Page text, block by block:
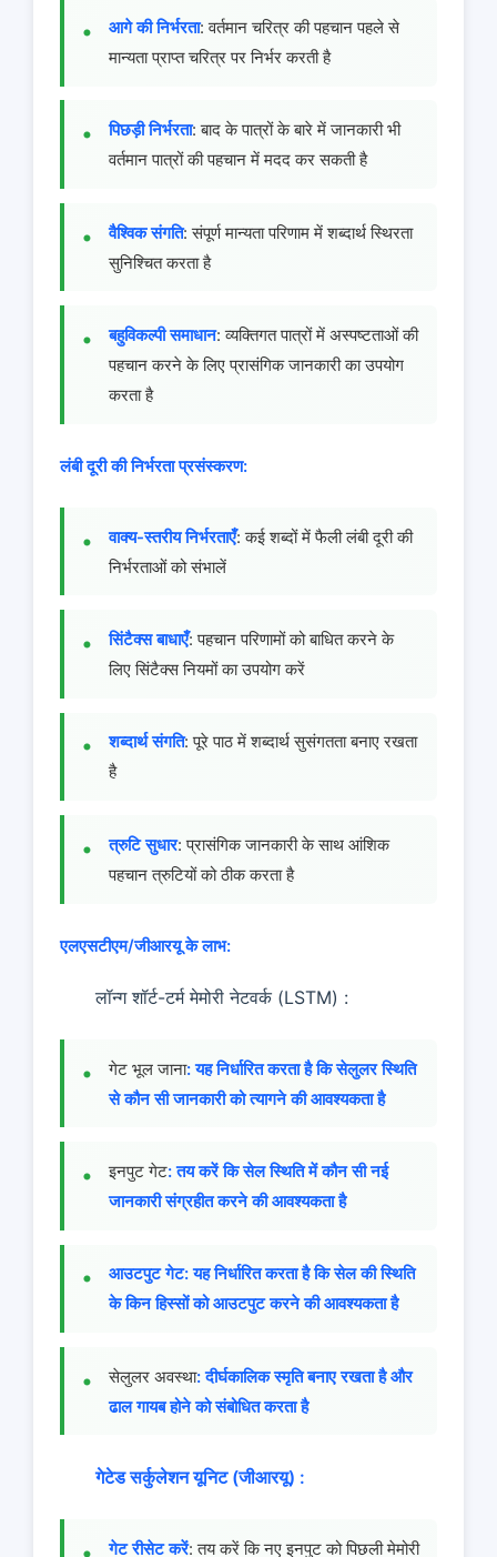
आगे की निर्भरता: वर्तमान चरित्र की पहचान पहले से
मान्यता प्राप्त चरित्र पर निर्भर करती है
पिछड़ी निर्भरता: बाद के पात्रों के बारे में जानकारी भी
वर्तमान पात्रों की पहचान में मदद कर सकती है
वैश्विक संगति: संपूर्ण मान्यता परिणाम में शब्दार्थ स्थिरता
सुनिश्चित करता है
बहुविकल्पी समाधान: व्यक्तिगत पात्रों में अस्पष्टताओं की
पहचान करने के लिए प्रासंगिक जानकारी का उपयोग
करता है
लंबी दूरी की निर्भरता प्रसंस्करण:
वाक्य-स्तरीय निर्भरताएँ: कई शब्दों में फैली लंबी दूरी की
निर्भरताओं को संभालें
सिंटैक्स बाधाएँ: पहचान परिणामों को बाधित करने के
लिए सिंटैक्स नियमों का उपयोग करें
शब्दार्थ संगति: पूरे पाठ में शब्दार्थ सुसंगतता बनाए रखता
है
त्रुटि सुधार: प्रासंगिक जानकारी के साथ आंशिक
पहचान त्रुटियों को ठीक करता है
एलएसटीएम/जीआरयू के लाभ:
लॉन्ग शॉर्ट-टर्म मेमोरी नेटवर्क (LSTM) :
गेट भूल जाना: यह निर्धारित करता है कि सेलुलर स्थिति
से कौन सी जानकारी को त्यागने की आवश्यकता है
इनपुट गेट: तय करें कि सेल स्थिति में कौन सी नई
जानकारी संग्रहीत करने की आवश्यकता है
आउटपुट गेट: यह निर्धारित करता है कि सेल की स्थिति
के किन हिस्सों को आउटपुट करने की आवश्यकता है
सेलुलर अवस्था: दीर्घकालिक स्मृति बनाए रखता है और
ढाल गायब होने को संबोधित करता है
गेटेड सर्कुलेशन यूनिट (जीआरयू) :
गेट रीसेट करें: तय करें कि नए इनपुट को पिछली मेमोरी